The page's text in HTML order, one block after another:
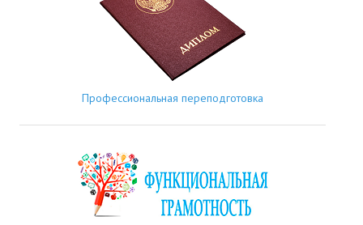
Профессиональная переподготовка